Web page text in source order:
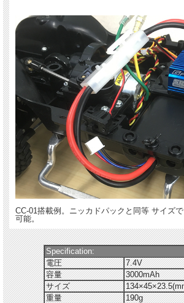
CC-01搭載例。ニッカドパックと同等 サイズ
可能。
Specification:
電圧
7.4V
容量
3000mAh
サイズ
重量
190g